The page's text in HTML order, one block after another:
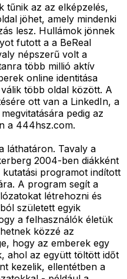
tűnik az az elképzelés,
jöhet, amely mindenki
lesz. Hullámok jönnek
futott a a BeReal
népszerű volt a
több millió aktív
online identitása
több oldal között. A
ott van a LinkedIn, a
pedig az
a 444hsz.com.
láthatáron. Tavaly a
2004-ben diákként
programot indított
A program segít a
létrehozni és
született egyik
a felhasználók életük
közzé az
hogy az emberek egy
ahol az együtt töltött időt
kezelik, ellentétben a